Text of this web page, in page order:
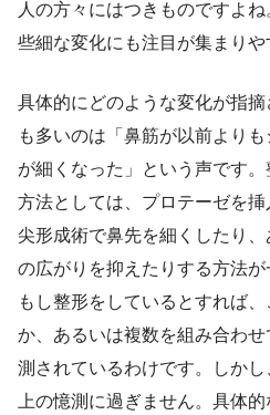
人の方々にはつきものですよね
些細な変化にも注目が集まりや
具体的にどのような変化が指
も多いのは「鼻筋が以前より
が細くなった」という声です
方法としては、プロテーゼを
尖形成術で鼻先を細くしたり
の広がりを抑えたりする方法が
もし整形をしているとすれば
か、あるいは複数を組み合わ
測されているわけです。しか
上の憶測に過ぎません。具体